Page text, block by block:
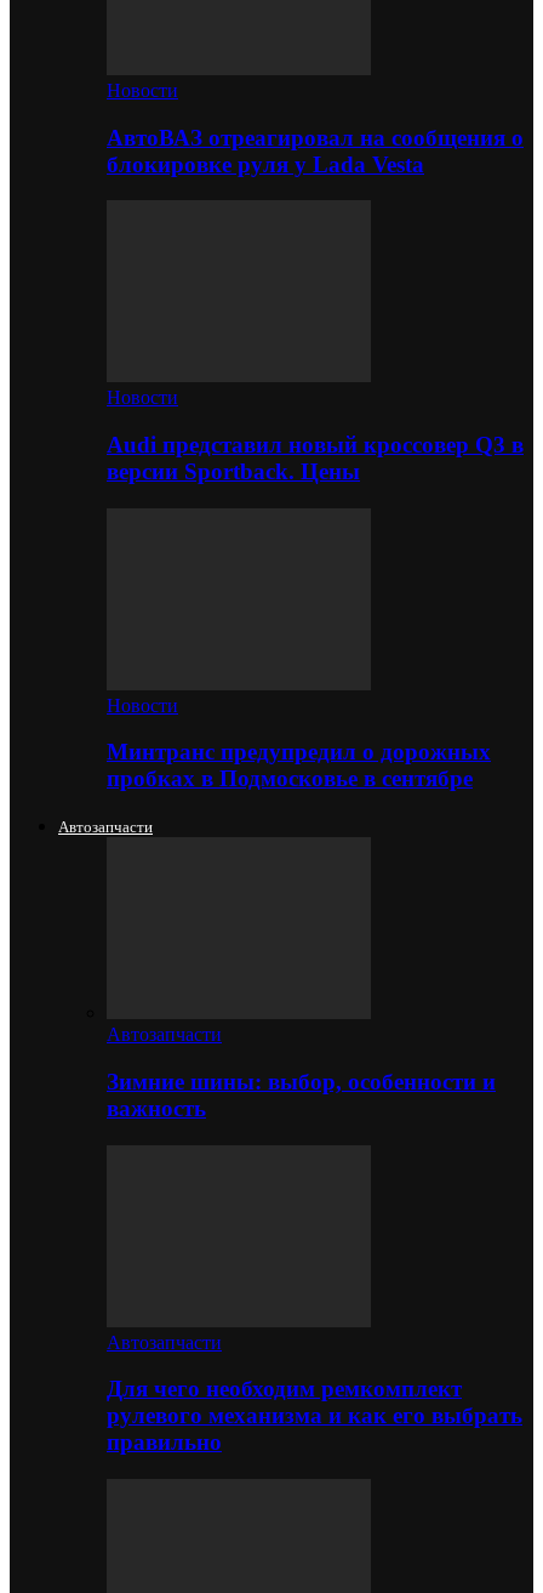
Новости
АвтоВАЗ отреагировал на сообщения о
блокировке руля у Lada Vesta
Новости
Audi представил новый кроссовер Q3 в
версии Sportback. Цены
Новости
Минтранс предупредил о дорожных
пробках в Подмосковье в сентябре
Автозапчасти
Автозапчасти
Зимние шины: выбор, особенности и
важность
Автозапчасти
Для чего необходим ремкомплект
рулевого механизма и как его выбрать
правильно